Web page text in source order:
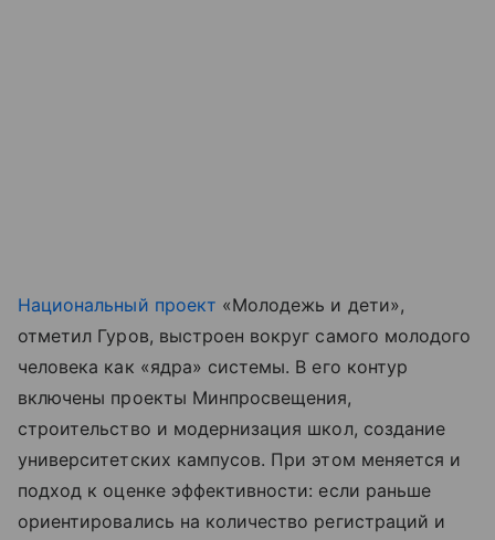
Национальный проект «Молодежь и дети»,
отметил Гуров, выстроен вокруг самого молодого
человека как «ядра» системы. В его контур
включены проекты Минпросвещения,
строительство и модернизация школ, создание
университетских кампусов. При этом меняется и
подход к оценке эффективности: если раньше
ориентировались на количество регистраций и